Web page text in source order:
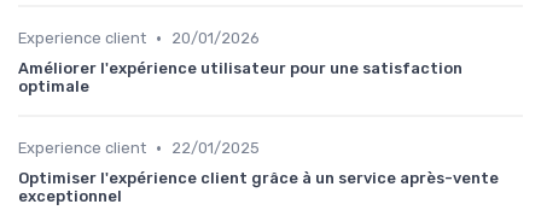
Experience client •
20/01/2026
Améliorer l'expérience utilisateur pour une satisfaction
optimale
Experience client •
22/01/2025
Optimiser l'expérience client grâce à un service après-vente
exceptionnel